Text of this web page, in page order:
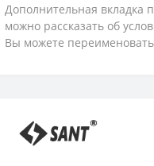
Дополнительная вкладка
можно рассказать об
Вы можете